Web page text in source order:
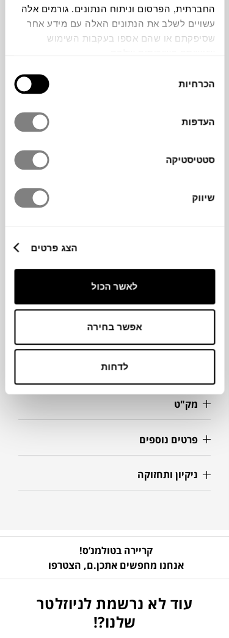
החברתית, הפרסום וניתוח הנתונים. גורמים אלה
עשויים לשלב את הנתונים האלה עם מידע אחר
שסיפקתם או שהם אספו בעקבות השימוש
הסכמה
הכרחיות
העדפות
סטטיסטיקה
שיווק
הצג פרטים
לאשר הכול
אפשר בחירה
לדחות
KRISTALIA
. מאובזרת בכריות גדולות ומרווחות
שלדה שעשויה אלומיניום קל וממוחזר, בשילוב
שלבי פלסטיק עמידים שמונחים על בסיס הספה
משענות היד והגב מתחברות בקלות הודות
למנגנון הצמדה מהיר. להשלמת פינת הישיבה
הוסיפו את ספה 3 מושבים והכורסה מאותה
הסדרה.
169X90X88H ס"מ
מק"ט
פרטים נוספים
ניקיון ותחזוקה
קריירה בטולמנ’ס!
אנחנו מחפשים אתכן.ם, הצטרפו
עוד לא נרשמת לניוזלטר
שלנו?!